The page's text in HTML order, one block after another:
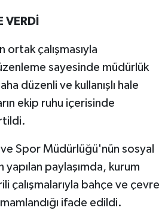
VERDİ
ortak çalışmasıyla
sayesinde müdürlük
düzenli ve kullanışlı hale
ekip ruhu içerisinde
Spor Müdürlüğü'nün sosyal
yapılan paylaşımda, kurum
çalışmalarıyla bahçe ve çevre
ifade edildi.